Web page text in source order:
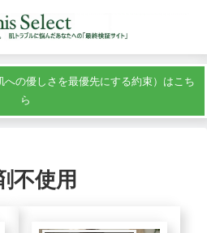
の優しさを最優先にする約束）はこち
ら
不使用